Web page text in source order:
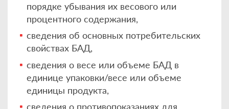
порядке убывания их весового или
процентного содержания,
сведения об основных потребительских
свойствах БАД,
сведения о весе или объеме БАД в
единице упаковки/весе или объеме
единицы продукта,
сведения о противопоказаниях для